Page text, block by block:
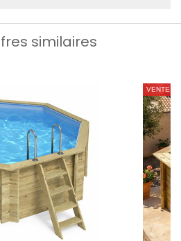
similaires
VENTE